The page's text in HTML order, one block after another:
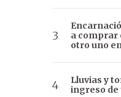
a comprar
otro uno
Lluvias y
ingreso de